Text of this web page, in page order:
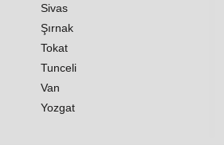
Sivas
Şırnak
Tokat
Tunceli
Van
Yozgat